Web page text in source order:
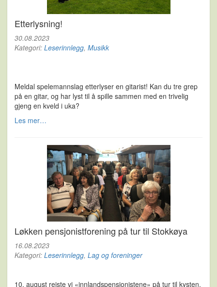
Etterlysning!
30.08.2023
Kategori: Leserinnlegg, Musikk
Meldal spelemannslag etterlyser en gitarist! Kan du tre grep
på en gitar, og har lyst til å spille sammen med en trivelig
gjeng en kveld i uka?
Les mer…
Løkken pensjonistforening på tur til Stokkøya
16.08.2023
Kategori: Leserinnlegg, Lag og foreninger
10. august reiste vi «innlandspensjonistene» på tur til kysten.